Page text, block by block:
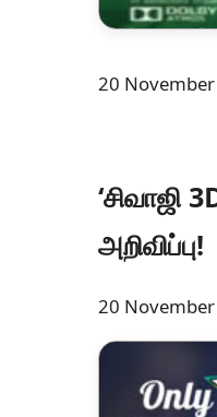
20
‘சிவாஜி
அறிவிப்பு!
20